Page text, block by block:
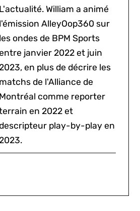
L'actualité. William a animé
l'émission AlleyOop360 sur
les ondes de BPM Sports
janvier 2022 et juin
2023, en plus de décrire les
matchs de l'Alliance de
Montréal comme reporter
en 2022 et
play-by-play en
2023.